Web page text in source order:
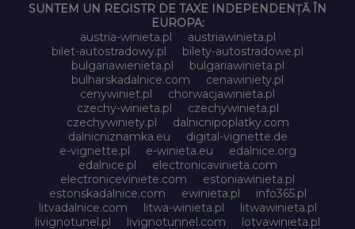
SUNTEM UN REGISTR DE TAXE INDEPENDENȚĂ ÎN
EUROPA:
austria-winieta.pl
austriawinieta.pl
bilet-autostradowy.pl
bilety-autostradowe.pl
bulgariawienieta.pl
bulgariawinieta.pl
bulharskadalnice.com
cenawiniety.pl
cenywiniet.pl
chorwacjawinieta.pl
czechy-winieta.pl
czechywinieta.pl
czechywiniety.pl
dalnicnipoplatky.com
dalnicniznamka.eu
digital-vignette.de
e-vignette.pl
e-winieta.eu
edalnice.org
edalnice.pl
electronicavinieta.com
electroniceviniete.com
estoniawinieta.pl
estonskadalnice.com
ewinieta.pl
info365.pl
litvadalnice.com
litwa-winieta.pl
litwawinieta.pl
livignotunel.pl
livignotunnel.com
lotvawinieta.pl